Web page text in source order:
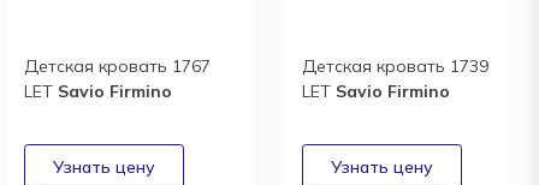
Детская кровать 1767
LET Savio Firmino
Детская кровать 1739
LET Savio Firmino